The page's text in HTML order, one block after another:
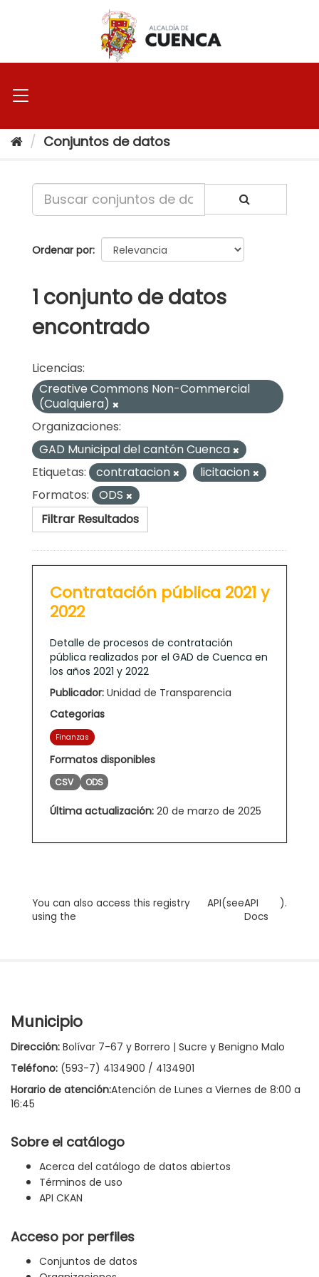
Conjuntos de datos
Ordenar por
1 conjunto de datos
encontrado
Licencias:
Creative Commons Non-Commercial
(Cualquiera)
Organizaciones:
GAD Municipal del cantón Cuenca
Etiquetas:
contratacion
licitacion
Formatos:
ODS
Filtrar Resultados
Contratación pública 2021 y
2022
Detalle de procesos de contratación
pública realizados por el GAD de Cuenca en
los años 2021 y 2022
Publicador: Unidad de Transparencia
Categorias
Finanzas
Formatos disponibles
CSV ODS
Última actualización: 20 de marzo de 2025
You can also access this registry
using the
API(seeAPI
Docs
).
Municipio
Dirección: Bolívar 7-67 y Borrero | Sucre y Benigno Malo
Teléfono: (593-7) 4134900 / 4134901
Horario de atención:Atención de Lunes a Viernes de 8:00 a
16:45
Sobre el catálogo
Acerca del catálogo de datos abiertos
Términos de uso
API CKAN
Acceso por perfiles
Conjuntos de datos